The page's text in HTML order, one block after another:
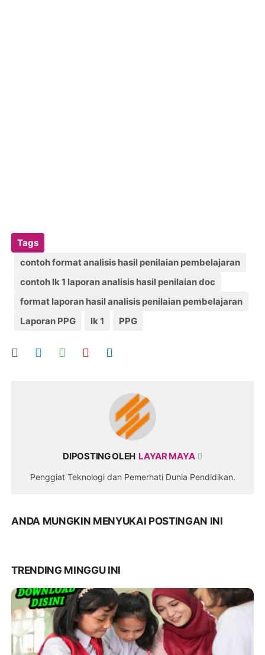
Tags
contoh format analisis hasil penilaian pembelajaran
contoh lk 1 laporan analisis hasil penilaian doc
format laporan hasil analisis penilaian pembelajaran
Laporan PPG
lk 1 PPG
DIPOSTING OLEH LAYAR MAYA
Penggiat Teknologi dan Pemerhati Dunia Pendidikan.
ANDA MUNGKIN MENYUKAI POSTINGAN INI
TRENDING MINGGU INI